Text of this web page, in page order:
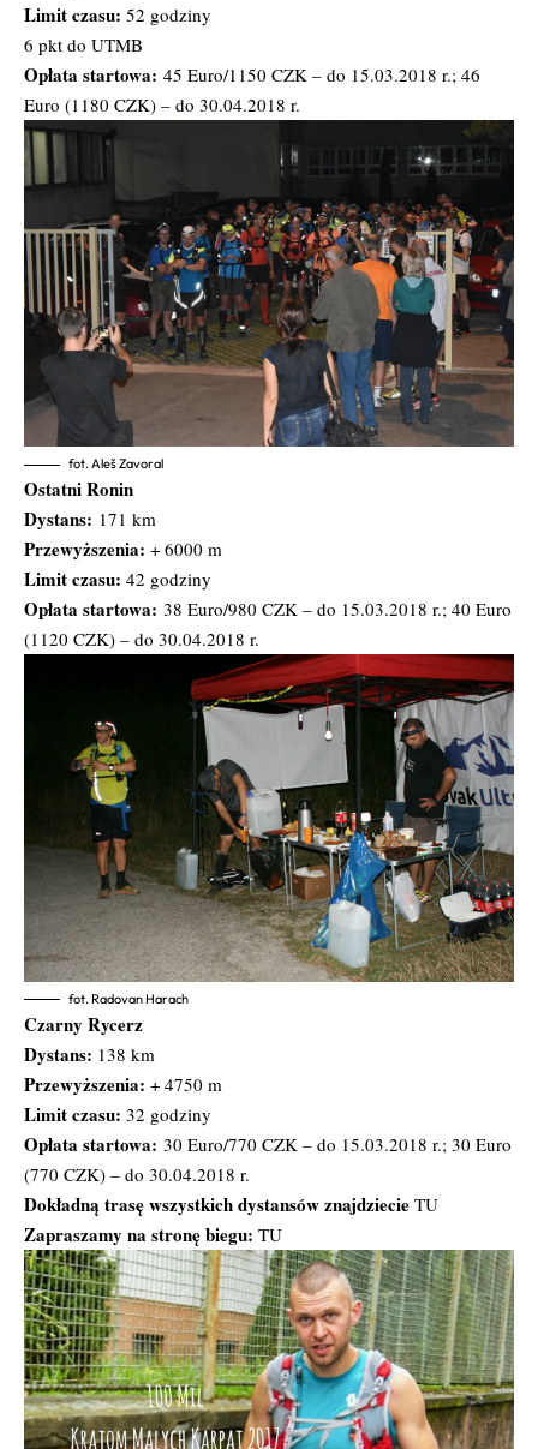
Limit czasu: 52 godziny
6 pkt do UTMB
Opłata startowa: 45 Euro/1150 CZK – do 15.03.2018 r.; 46
Euro (1180 CZK) – do 30.04.2018 r.
fot. Aleš Zavoral
Ostatni Ronin
Dystans: 171 km
Przewyższenia: + 6000 m
Limit czasu: 42 godziny
Opłata startowa: 38 Euro/980 CZK – do 15.03.2018 r.; 40 Euro
(1120 CZK) – do 30.04.2018 r.
fot. Radovan Harach
Czarny Rycerz
Dystans: 138 km
Przewyższenia: + 4750 m
Limit czasu: 32 godziny
Opłata startowa: 30 Euro/770 CZK – do 15.03.2018 r.; 30 Euro
(770 CZK) – do 30.04.2018 r.
Dokładną trasę wszystkich dystansów znajdziecie TU
Zapraszamy na stronę biegu: TU